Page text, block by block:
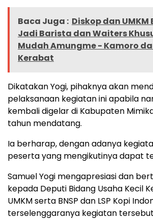
Baca Juga : Diskop dan UMKM
Jadi Barista dan Waiters
Mudah Amungme - Kamoro
Kerabat
Dikatakan Yogi, pihaknya akan
pelaksanaan kegiatan ini apabila
kembali digelar di Kabupaten
tahun mendatang.
Ia berharap, dengan adanya
peserta yang mengikutinya dapat
Samuel Yogi mengapresiasi dan
kepada Deputi Bidang Usaha Kecil
UMKM serta BNSP dan LSP Kopi
terselenggaranya kegiatan